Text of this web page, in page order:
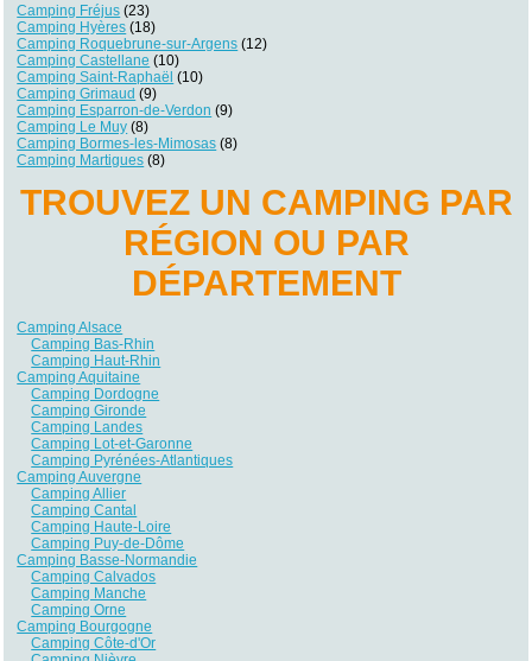
Camping Fréjus (23)
Camping Hyères (18)
Camping Roquebrune-sur-Argens (12)
Camping Castellane (10)
Camping Saint-Raphaël (10)
Camping Grimaud (9)
Camping Esparron-de-Verdon (9)
Camping Le Muy (8)
Camping Bormes-les-Mimosas (8)
Camping Martigues (8)
TROUVEZ UN CAMPING PAR
RÉGION OU PAR
DÉPARTEMENT
Camping Alsace
Camping Bas-Rhin
Camping Haut-Rhin
Camping Aquitaine
Camping Dordogne
Camping Gironde
Camping Landes
Camping Lot-et-Garonne
Camping Pyrénées-Atlantiques
Camping Auvergne
Camping Allier
Camping Cantal
Camping Haute-Loire
Camping Puy-de-Dôme
Camping Basse-Normandie
Camping Calvados
Camping Manche
Camping Orne
Camping Bourgogne
Camping Côte-d'Or